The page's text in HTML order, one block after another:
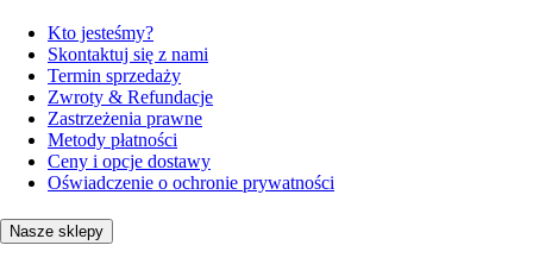
Kto jesteśmy?
Skontaktuj się z nami
Termin sprzedaży
Zwroty & Refundacje
Zastrzeżenia prawne
Metody płatności
Ceny i opcje dostawy
Oświadczenie o ochronie prywatności
Nasze sklepy